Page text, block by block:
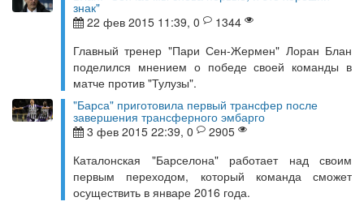
знак"
22 фев 2015 11:39, 0
1344
Главный тренер "Пари Сен-Жермен" Лоран Блан
поделился мнением о победе своей команды в
матче против "Тулузы".
"Барса" приготовила первый трансфер после
завершения трансферного эмбарго
3 фев 2015 22:39, 0
2905
Каталонская "Барселона" работает над своим
первым переходом, который команда сможет
осуществить в январе 2016 года.